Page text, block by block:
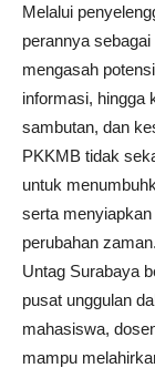
Melalui
perannya
mengasah
informasi, hingga
sambutan, dan
PKKMB tidak
untuk
serta
perubahan zaman.
Untag Surabaya
pusat unggulan
mahasiswa,
mampu